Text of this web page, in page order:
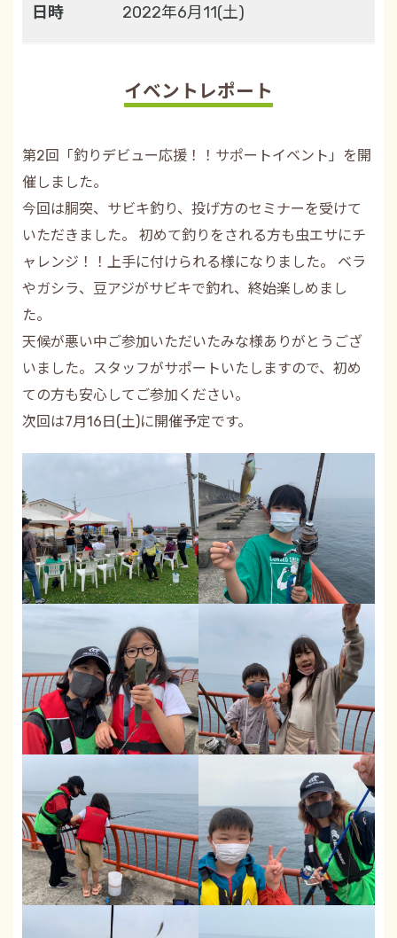
日時 2022年6月11(土)
イベントレポート
第2回「釣りデビュー応援！！サポートイベント」を開
催しました。
今回は胴突、サビキ釣り、投げ方のセミナーを受けて
いただきました。 初めて釣りをされる方も虫エサにチ
ャレンジ！！上手に付けられる様になりました。 ベラ
やガシラ、豆アジがサビキで釣れ、終始楽しめまし
た。
天候が悪い中ご参加いただいたみな様ありがとうござ
いました。スタッフがサポートいたしますので、初め
ての方も安心してご参加ください。
次回は7月16日(土)に開催予定です。